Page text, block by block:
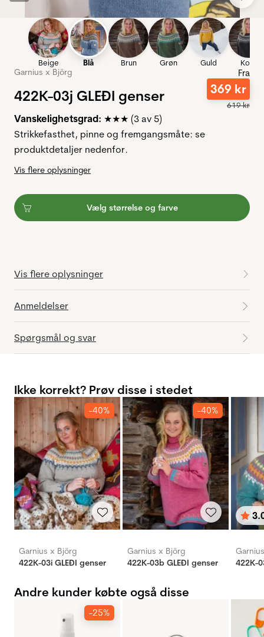
Beige Blå Brun Grøn Guld Koks
Garnius x Björg
422K-03j GLEÐI genser
Fra
369 kr
619kr
Vanskelighetsgrad: ★★★ (3 av 5)
Strikkefasthet, pinne og fremgangsmåte: se
produktdetaljer nedenfor.
Vis flere oplysninger
Vælg størrelse og farve
Vis flere oplysninger
Anmeldelser
Spørgsmål og svar
Ikke korrekt? Prøv disse i stedet
-40%
Garnius x Björg
422K-03i GLEÐI genser
-40%
Garnius x Björg
422K-03b GLEÐI genser
ud
422K-
Andre kunder købte også disse
-25%